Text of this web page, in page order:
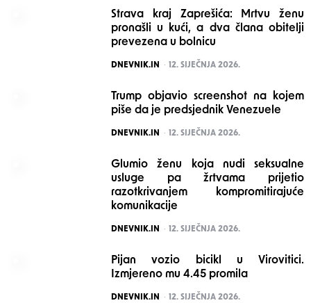
Strava kraj Zaprešića: Mrtvu ženu
pronašli u kući, a dva člana obitelji
prevezena u bolnicu
POSTED
DNEVNIK.IN 12. SIJEČNJA 2026.
Trump objavio screenshot na kojem
piše da je predsjednik Venezuele
POSTED
DNEVNIK.IN 12. SIJEČNJA 2026.
Glumio ženu koja nudi seksualne
usluge pa žrtvama prijetio
razotkrivanjem kompromitirajuće
komunikacije
POSTED
DNEVNIK.IN 12. SIJEČNJA 2026.
Pijan vozio bicikl u Virovitici.
Izmjereno mu 4.45 promila
POSTED
DNEVNIK.IN 12. SIJEČNJA 2026.